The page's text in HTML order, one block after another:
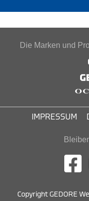
Die Marken und
IMPRESSUM
Copyright GEDORE